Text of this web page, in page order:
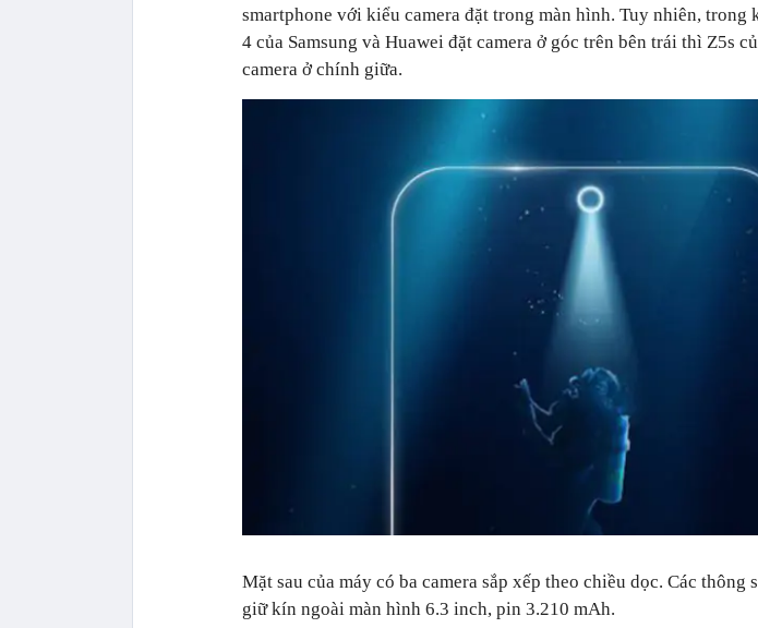
smartphone với kiểu camera đặt trong màn hình. Tuy nhiên, trong
4 của Samsung và Huawei đặt camera ở góc trên bên trái thì Z5s
camera ở chính giữa.
Mặt sau của máy có ba camera sắp xếp theo chiều dọc. Các thông
giữ kín ngoài màn hình 6.3 inch, pin 3.210 mAh.